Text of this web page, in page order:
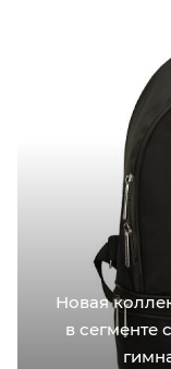
Новая
в сегменте